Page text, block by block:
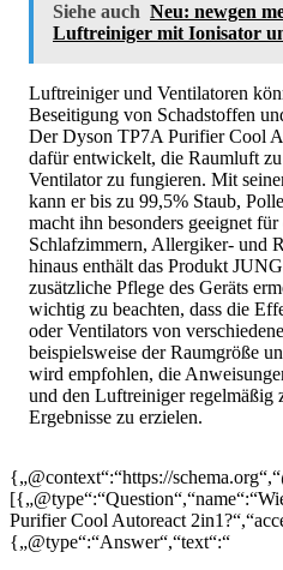
Siehe auch Neu: newgen
Luftreiniger mit Ionisator
Luftreiniger und Ventilatoren
Beseitigung von Schadstoffen
Der Dyson TP7A Purifier Cool
dafür entwickelt, die Raumluft
Ventilator zu fungieren. Mit
kann er bis zu 99,5% Staub,
macht ihn besonders geeignet
Schlafzimmern, Allergiker- und
hinaus enthält das Produkt
zusätzliche Pflege des Geräts
wichtig zu beachten, dass die
oder Ventilators von
beispielsweise der Raumgröße
wird empfohlen, die
und den Luftreiniger regelmäßig
Ergebnisse zu erzielen.
{„@context“:“https://
Purifier Cool Autoreact
{„@type“:“Answer“,“text“:“